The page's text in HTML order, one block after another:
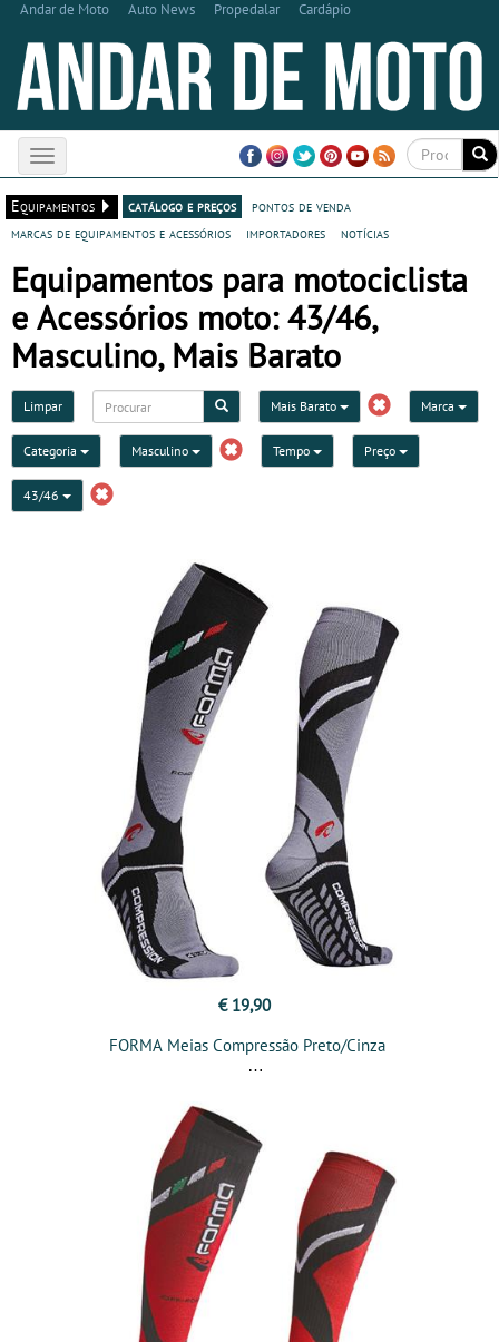
Andar de Moto Auto News Propedalar Cardápio
Toggle
navigation
Equipamentos
catálogo e preços
pontos de venda
marcas de equipamentos e acessórios
importadores notícias
Equipamentos para motociclista
e Acessórios moto: 43/46,
Masculino, Mais Barato
Limpar Mais Barato Marca
Categoria Masculino Tempo Preço
43/46
€ 19,90
FORMA Meias Compressão Preto/Cinza